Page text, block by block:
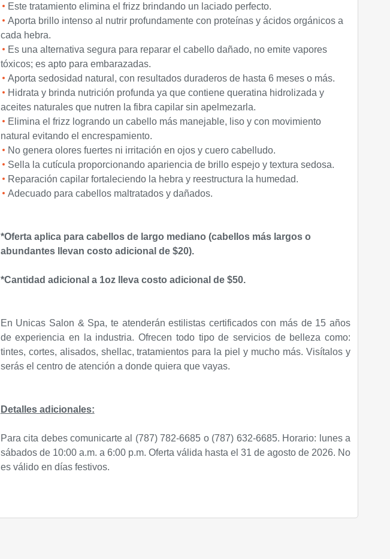
Este tratamiento elimina el frizz brindando un laciado perfecto.
Aporta brillo intenso al nutrir profundamente con proteínas y ácidos orgánicos a
cada hebra.
Es una alternativa segura para reparar el cabello dañado, no emite vapores
tóxicos; es apto para embarazadas.
Aporta sedosidad natural, con resultados duraderos de hasta 6 meses o más.
Hidrata y brinda nutrición profunda ya que contiene queratina hidrolizada y
aceites naturales que nutren la fibra capilar sin apelmezarla.
Elimina el frizz logrando un cabello más manejable, liso y con movimiento
natural evitando el encrespamiento.
No genera olores fuertes ni irritación en ojos y cuero cabelludo.
Sella la cutícula proporcionando apariencia de brillo espejo y textura sedosa.
Reparación capilar fortaleciendo la hebra y reestructura la humedad.
Adecuado para cabellos maltratados y dañados.
*Oferta aplica para cabellos de largo mediano (cabellos más largos o
abundantes llevan costo adicional de $20).
*Cantidad adicional a 1oz lleva costo adicional de $50.
En Unicas Salon & Spa, te atenderán estilistas certificados con más de 15 años
de experiencia en la industria. Ofrecen todo tipo de servicios de belleza como:
tintes, cortes, alisados, shellac, tratamientos para la piel y mucho más. Visítalos y
serás el centro de atención a donde quiera que vayas.
Detalles adicionales:
Para cita debes comunicarte al (787) 782-6685 o (787) 632-6685. Horario: lunes a
sábados de 10:00 a.m. a 6:00 p.m. Oferta válida hasta el 31 de agosto de 2026. No
es válido en días festivos.